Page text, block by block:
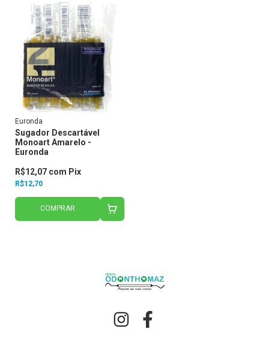
Euronda
Sugador Descartável
Monoart Amarelo -
Euronda
R$12,70
R$12,07 com Pix
COMPRAR